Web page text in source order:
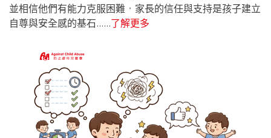
並相信他們有能力克服困難，家長的信任與支持是孩子建立
自尊與安全感的基石......了解更多